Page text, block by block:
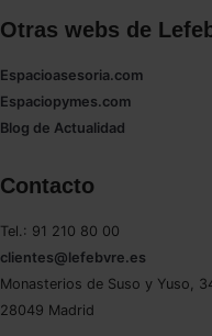
Otras webs de
Espacioasesoria.com
Espaciopymes.com
Blog de Actualidad
Contacto
Tel.: 91 210 80 00
clientes@lefebvre.es
Monasterios de Suso y Yuso,
28049 Madrid